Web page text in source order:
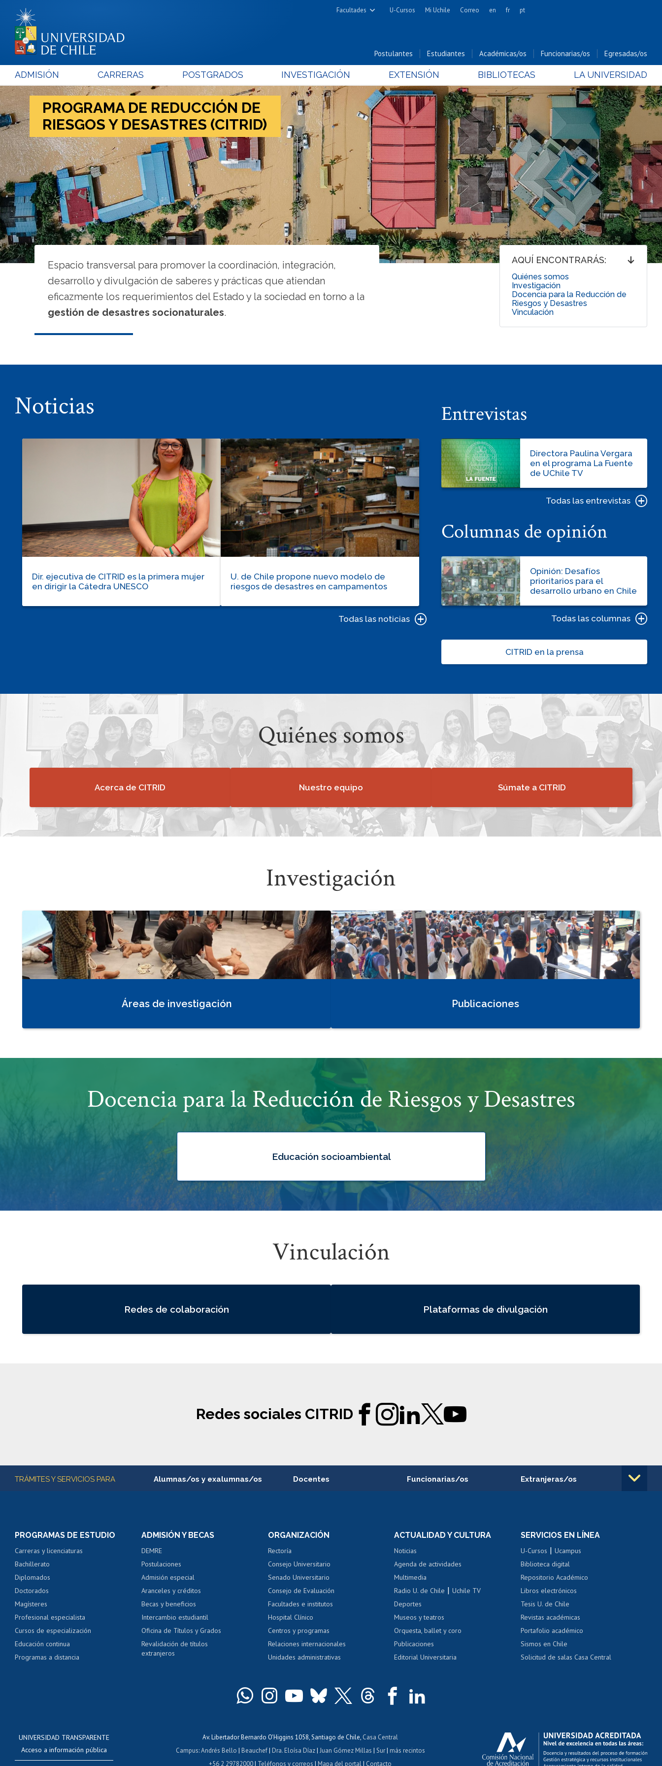
Facultades
Cs. Físicas y Matemáticas
Cs. Forestales y Conservación
Cs. Químicas y Farmacéuticas
Cs. Sociales
Cs. Veterinarias y Pecuarias
Comunicación e Imagen
Derecho
Economía y Negocios
Filosofía y Humanidades
Gobierno
Odontología
Estudios Avanzados en Educación
Estudios Internacionales
Nutrición y Tecnología de
Alimentos
Bachillerato
Hospital Clínico
U-Cursos Mi Uchile Correo en fr pt
Postulantes Estudiantes Académicas/os Funcionarias/os Egresadas/os
ADMISIÓN CARRERAS POSTGRADOS INVESTIGACIÓN EXTENSIÓN BIBLIOTECAS LA UNIVERSIDAD
PROGRAMA DE REDUCCIÓN DE
RIESGOS Y DESASTRES (CITRID)
Espacio transversal para promover la coordinación, integración,
desarrollo y divulgación de saberes y prácticas que atiendan
eficazmente los requerimientos del Estado y la sociedad en torno a la
gestión de desastres socionaturales.
AQUÍ ENCONTRARÁS:
Quiénes somos
Investigación
Docencia para la Reducción de
Riesgos y Desastres
Vinculación
Noticias
Dir. ejecutiva de CITRID es la primera mujer
en dirigir la Cátedra UNESCO
U. de Chile propone nuevo modelo de
riesgos de desastres en campamentos
Todas las noticias
Entrevistas
Directora Paulina Vergara
en el programa La Fuente
de UChile TV
Todas las entrevistas
Columnas de opinión
Opinión: Desafíos
prioritarios para el
desarrollo urbano en Chile
Todas las columnas
CITRID en la prensa
Quiénes somos
Acerca de CITRID Nuestro equipo Súmate a CITRID
Investigación
Áreas de investigación Publicaciones
Docencia para la Reducción de Riesgos y Desastres
Educación socioambiental
Vinculación
Redes de colaboración Plataformas de divulgación
Redes sociales CITRID
Más información
TRÁMITES Y SERVICIOS PARA Alumnas/os y exalumnas/os
Consulta y certificado de notas
Servicio médico y dental
Pago de arancel y crédito alumnos
Pago de arancel y crédito exalumnos
Certificado de títulos y grados
Docentes
Perfeccionamiento
Evaluación docente
Calificación académica
Postulación al AUCAI
Funcionarias/os
Portal de movilidad interna
Certificado de renta
Certificado de renta
Gestión de correo uchile
Extranjeras/os
Movilidad Estudiantil
Cursos de español
Acoso laboral, sexual y violencia
PROGRAMAS DE ESTUDIO
Carreras y licenciaturas
Bachillerato
Diplomados
Doctorados
Magísteres
Profesional especialista
Cursos de especialización
Educación continua
Programas a distancia
ADMISIÓN Y BECAS
DEMRE
Postulaciones
Admisión especial
Aranceles y créditos
Becas y beneficios
Intercambio estudiantil
Oficina de Títulos y Grados
Revalidación de títulos
extranjeros
ORGANIZACIÓN
Rectoría
Consejo Universitario
Senado Universitario
Consejo de Evaluación
Facultades e institutos
Hospital Clínico
Centros y programas
Relaciones internacionales
Unidades administrativas
ACTUALIDAD Y CULTURA
Noticias
Agenda de actividades
Multimedia
Radio U. de Chile |Uchile TV
Deportes
Museos y teatros
Orquesta, ballet y coro
Publicaciones
Editorial Universitaria
SERVICIOS EN LÍNEA
U-Cursos |Ucampus
Biblioteca digital
Repositorio Académico
Libros electrónicos
Tesis U. de Chile
Revistas académicas
Portafolio académico
Sismos en Chile
Solicitud de salas Casa Central
UNIVERSIDAD TRANSPARENTE
Acceso a información pública
Av. Libertador Bernardo O'Higgins 1058, Santiago de Chile, Casa Central
Campus:Andrés Bello | Beauchef| Dra. Eloísa Díaz| Juan Gómez Millas | Sur| más recintos
+56 2 29782000| Teléfonos y correos |Mapa del portal| Contacto